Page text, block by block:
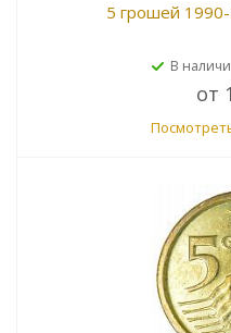
5 грошей
В
от